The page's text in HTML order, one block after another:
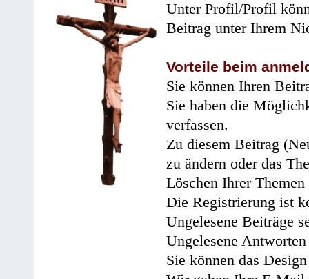
Unter Profil/Profil
Beitrag unter Ihrem
Vorteile beim
Sie können Ihren
Sie haben die
verfassen.
Zu diesem Beitrag
zu ändern oder das
Löschen Ihrer
Die Registrierung ist
Ungelesene Beiträge
Ungelesene
Sie können das